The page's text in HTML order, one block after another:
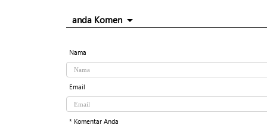
anda Komen
Nama
Email
* Komentar Anda